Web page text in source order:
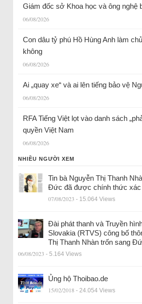
Giám đốc sở Khoa học và ông nghệ
06/08/2026
Con dâu tỷ phú Hồ Hùng Anh làm
không
06/08/2026
Ai „quay xe“ và ai lên tiếng bảo vệ
06/08/2026
RFA Tiếng Việt lọt vào danh sách
quyền Việt Nam
06/08/2026
NHIỀU NGƯỜI XEM
Tin bà Nguyễn Thị Thanh
Đức đã được chính thức xác
07/08/2023 - 15.064 Views
Đài phát thanh và Truyền
Slovakia (RTVS) công bố
Thị Thanh Nhàn trốn sang
06/08/2023 - 5.164 Views
Ủng hộ Thoibao.de
15/02/2018 - 24.054 Views